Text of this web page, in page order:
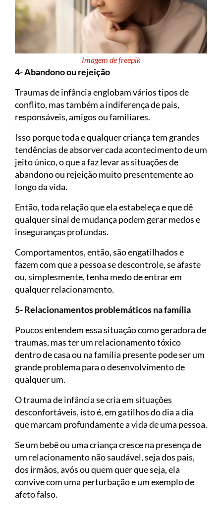
Imagem de freepik
4- Abandono ou rejeição
Traumas de infância englobam vários tipos de
conflito, mas também a indiferença de pais,
responsáveis, amigos ou familiares.
Isso porque toda e qualquer criança tem grandes
tendências de absorver cada acontecimento de um
jeito único, o que a faz levar as situações de
abandono ou rejeição muito presentemente ao
longo da vida.
Então, toda relação que ela estabeleça e que dê
qualquer sinal de mudança podem gerar medos e
inseguranças profundas.
Comportamentos, então, são engatilhados e
fazem com que a pessoa se descontrole, se afaste
ou, simplesmente, tenha medo de entrar em
qualquer relacionamento.
5- Relacionamentos problemáticos na família
Poucos entendem essa situação como geradora de
traumas, mas ter um relacionamento tóxico
dentro de casa ou na família presente pode ser um
grande problema para o desenvolvimento de
qualquer um.
O trauma de infância se cria em situações
desconfortáveis, isto é, em gatilhos do dia a dia
que marcam profundamente a vida de uma pessoa.
Se um bebê ou uma criança cresce na presença de
um relacionamento não saudável, seja dos pais,
dos irmãos, avós ou quem quer que seja, ela
convive com uma perturbação e um exemplo de
afeto falso.